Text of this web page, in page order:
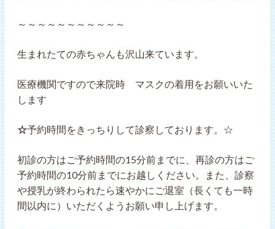
～～～～～～～～～～～
生まれたての赤ちゃんも沢山来ています。
医療機関ですので来院時 マスクの着用をお願いいた
します
☆予約時間をきっちりして診察しております。☆
初診の方はご予約時間の15分前までに、再診の方はご
予約時間の10分前までにお越しください。また、診察
や授乳が終わられたら速やかにご退室（長くても一時
間以内に）いただくようお願い申し上げます。